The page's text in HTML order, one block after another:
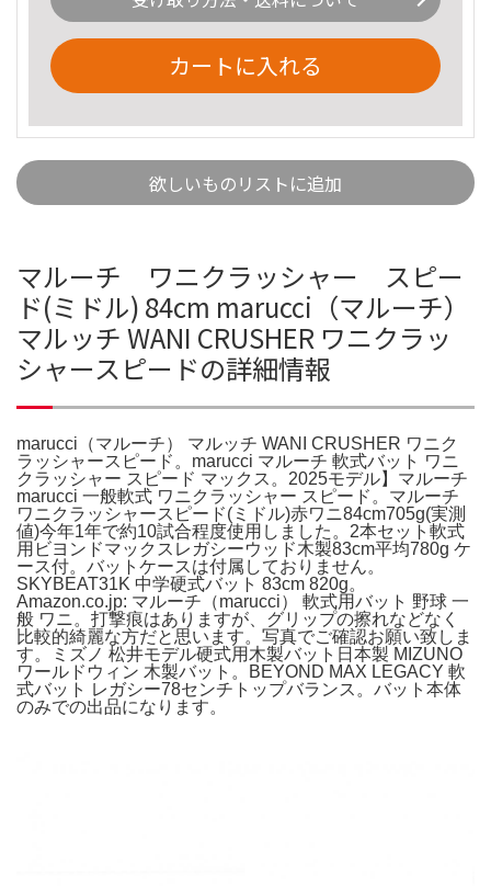
カートに入れる
欲しいものリストに追加
マルーチ ワニクラッシャー スピー
ド(ミドル) 84cm marucci（マルーチ）
マルッチ WANI CRUSHER ワニクラッ
シャースピードの詳細情報
marucci（マルーチ） マルッチ WANI CRUSHER ワニク
ラッシャースピード。marucci マルーチ 軟式バット ワニ
クラッシャー スピード マックス。2025モデル】マルーチ
marucci 一般軟式 ワニクラッシャー スピード。マルーチ
ワニクラッシャースピード(ミドル)赤ワニ84cm705g(実測
値)今年1年で約10試合程度使用しました。2本セット軟式
用ビヨンドマックスレガシーウッド木製83cm平均780g ケ
ース付。バットケースは付属しておりません。
SKYBEAT31K 中学硬式バット 83cm 820g。
Amazon.co.jp: マルーチ（marucci） 軟式用バット 野球 一
般 ワニ。打撃痕はありますが、グリップの擦れなどなく
比較的綺麗な方だと思います。写真でご確認お願い致しま
す。ミズノ 松井モデル硬式用木製バット日本製 MIZUNO
ワールドウィン 木製バット。BEYOND MAX LEGACY 軟
式バット レガシー78センチトップバランス。バット本体
のみでの出品になります。